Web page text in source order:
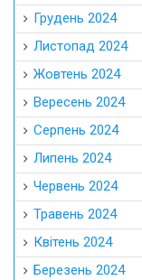
Грудень 2024
Листопад 2024
Жовтень 2024
Вересень 2024
Серпень 2024
Липень 2024
Червень 2024
Травень 2024
Квітень 2024
Березень 2024